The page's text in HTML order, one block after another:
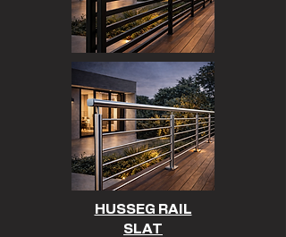
HUSSEG RAIL
SLAT